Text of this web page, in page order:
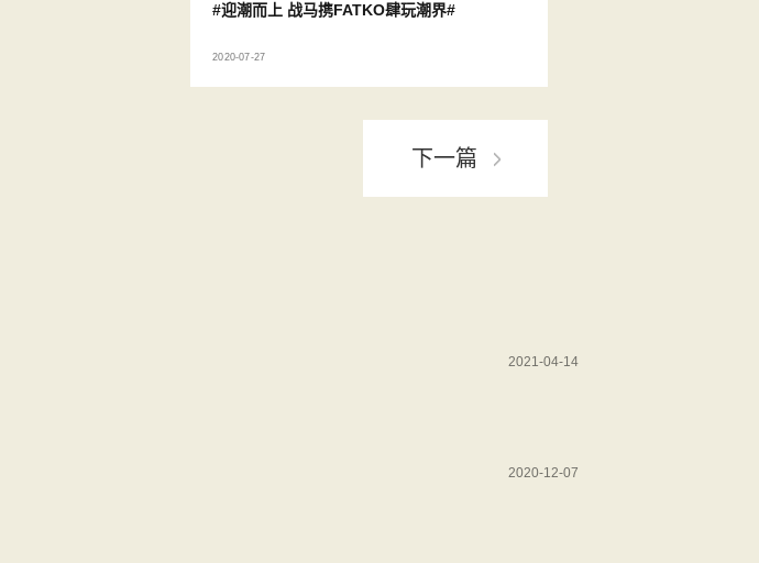
#迎潮而上 战马携FATKO肆玩潮界#
2020-07-27
下一篇
2021-04-14
2020-12-07